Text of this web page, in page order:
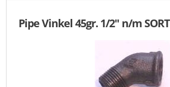
FORSIDE
Pipe Vinkel 45gr. 1/2" n/m SORT